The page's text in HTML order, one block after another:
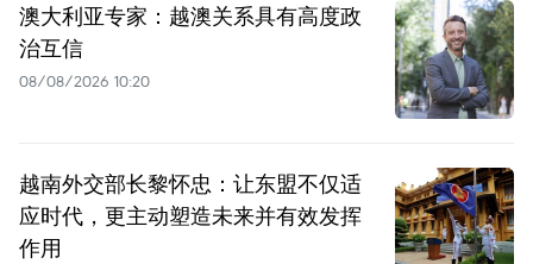
澳大利亚专家：越澳关系具有高度政
治互信
08/08/2026 10:20
越南外交部长黎怀忠：让东盟不仅适
应时代，更主动塑造未来并有效发挥
作用